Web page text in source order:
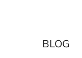
BLOG